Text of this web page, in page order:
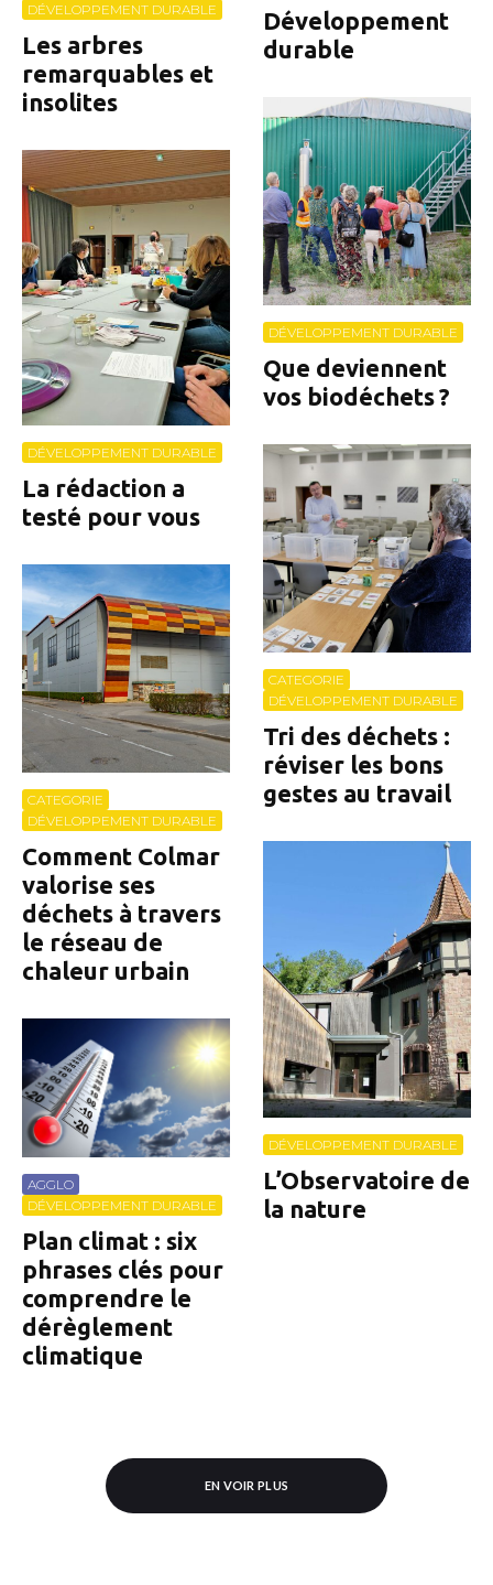
DÉVELOPPEMENT DURABLE
Les arbres
remarquables et
insolites
DÉVELOPPEMENT DURABLE
La rédaction a
testé pour vous
CATEGORIE
DÉVELOPPEMENT DURABLE
Comment Colmar
valorise ses
déchets à travers
le réseau de
chaleur urbain
AGGLO
DÉVELOPPEMENT DURABLE
Plan climat : six
phrases clés pour
comprendre le
dérèglement
climatique
Développement
durable
DÉVELOPPEMENT DURABLE
Que deviennent
vos biodéchets ?
CATEGORIE
DÉVELOPPEMENT DURABLE
Tri des déchets :
réviser les bons
gestes au travail
DÉVELOPPEMENT DURABLE
L’Observatoire de
la nature
EN VOIR PLUS